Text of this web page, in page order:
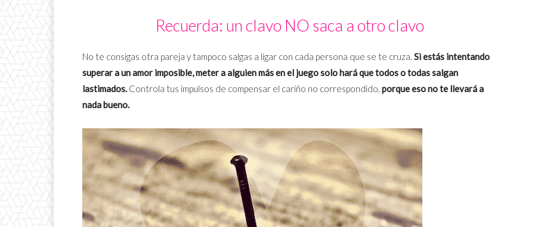
Recuerda: un clavo NO saca a otro clavo
No te consigas otra pareja y tampoco salgas a ligar con cada persona que se te cruza. Si estás intentando
superar a un amor imposible, meter a alguien más en el juego solo hará que todos o todas salgan
lastimados. Controla tus impulsos de compensar el cariño no correspondido, porque eso no te llevará a
nada bueno.